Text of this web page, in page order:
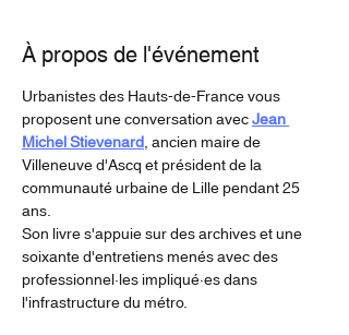
À propos de l'événement
Urbanistes des Hauts-de-France vous
proposent une conversation avec Jean
Michel Stievenard, ancien maire de
Villeneuve d'Ascq et président de la
communauté urbaine de Lille pendant 25
ans.
Son livre s'appuie sur des archives et une
soixante d'entretiens menés avec des
professionnel·les impliqué·es dans
l'infrastructure du métro.